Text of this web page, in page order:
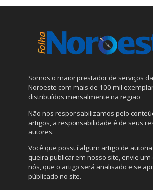
Somos o maior prestador de serviços
Noroeste com mais de 100 mil
distribuídos mensalmente na região
Não nos responsabilizamos pelo
artigos, a responsabilidade é de seus
autores.
Você que possuí algum artigo de
queira publicar em nosso site, envie um
nós, que o artigo será analisado e se
públicado no site.